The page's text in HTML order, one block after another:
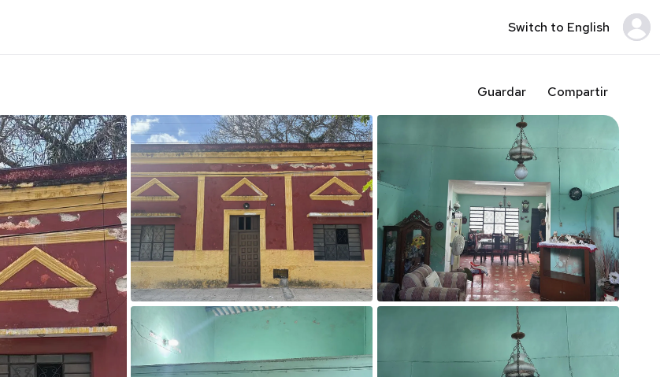
Switch to English
Guardar Compartir